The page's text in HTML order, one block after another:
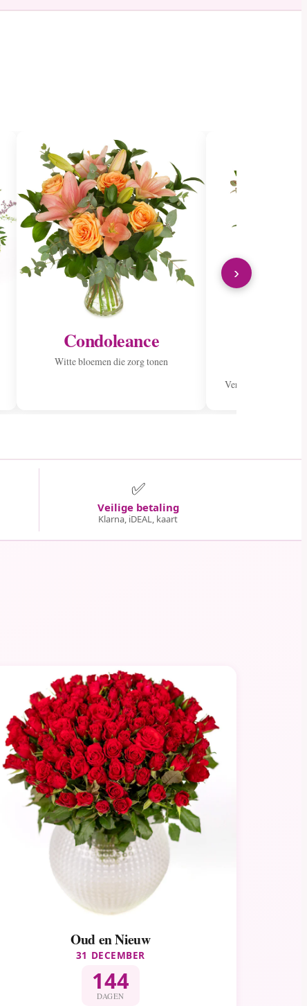
Condoleance
Witte bloemen die zorg tonen
Verspreid vreugde
›
✅
Veilige betaling
Klarna, iDEAL, kaart
Oud en Nieuw
31 DECEMBER
144
DAGEN